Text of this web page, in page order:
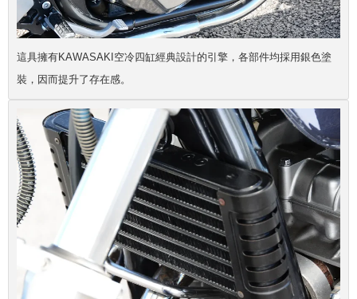
這具擁有KAWASAKI空冷四缸經典設計的引擎，各部件均採用銀色塗
裝，因而提升了存在感。